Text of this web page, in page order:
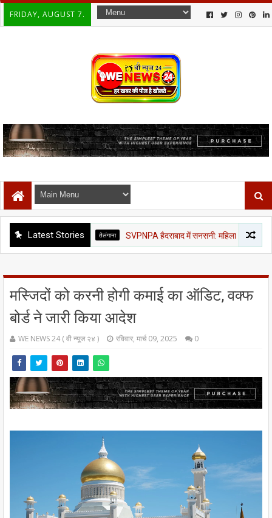
FRIDAY, AUGUST 7.
Latest Stories
तेलंगाना SVPNPA हैदराबाद में सनसनी: महिला ट्रेनी IPS ने बैचमेट
मस्जिदों को करनी होगी कमाई का ऑडिट, वक्फ
बोर्ड ने जारी किया आदेश
WE NEWS 24 ( वी न्यूज २४ ) रविवार, मार्च 09, 2025 0